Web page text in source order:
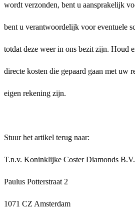
wordt verzonden, bent u aansprakelijk
bent u verantwoordelijk voor eventuele
totdat deze weer in ons bezit zijn. Houd
directe kosten die gepaard gaan met uw
eigen rekening zijn.
Stuur het artikel terug naar:
T.n.v. Koninklijke Coster Diamonds B.V.
Paulus Potterstraat 2
1071 CZ Amsterdam